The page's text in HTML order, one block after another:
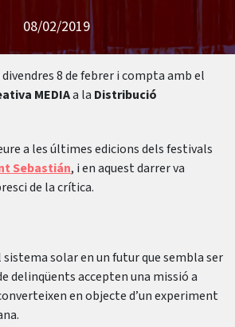
08/02/2019
divendres 8 de febrer i compta amb el
MEDIAa la Distribució
a les últimes edicions dels festivals
Sebastián, i en aquest darrer va
de la crítica.
solar en un futur que sembla ser
delinqüents accepten una missió a
en objecte d’un experiment